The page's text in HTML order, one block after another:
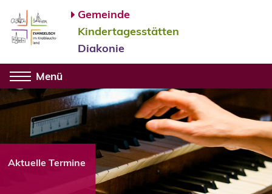
Gemeinde
Kindertagesstätten
Diakonie
Menü
Aktuelle Termine